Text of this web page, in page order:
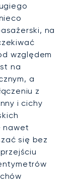
na
względem
na
a
z
i cichy
nawet
się bez